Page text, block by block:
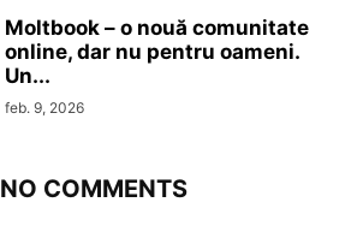
Moltbook – o nouă comunitate
online, dar nu pentru oameni.
Un...
feb. 9, 2026
NO COMMENTS